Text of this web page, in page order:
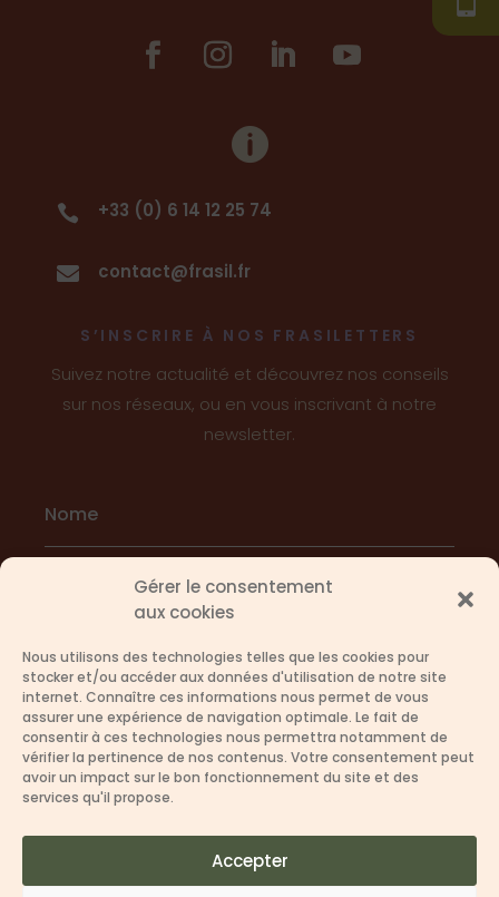
Gérer le consentement
aux cookies
Nous utilisons des technologies telles que les cookies pour
stocker et/ou accéder aux données d'utilisation de notre site
internet. Connaître ces informations nous permet de vous
assurer une expérience de navigation optimale. Le fait de
consentir à ces technologies nous permettra notamment de
vérifier la pertinence de nos contenus. Votre consentement peut
avoir un impact sur le bon fonctionnement du site et des
services qu'il propose.
Accepter

 +33 (0) 6 14 12 25 74
 contact@frasil.fr
S’INSCRIRE À NOS FRASILETTERS
Suivez notre actualité et découvrez nos conseils
sur nos réseaux, ou en vous inscrivant à notre
newsletter.
S'ABONNER
Frasil © 2026